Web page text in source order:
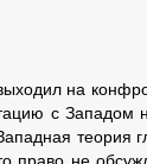
на
с Западом
теория